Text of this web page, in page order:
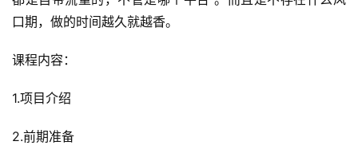
口期，做的时间越久就越香。
课程内容：
1.项目介绍
2.前期准备